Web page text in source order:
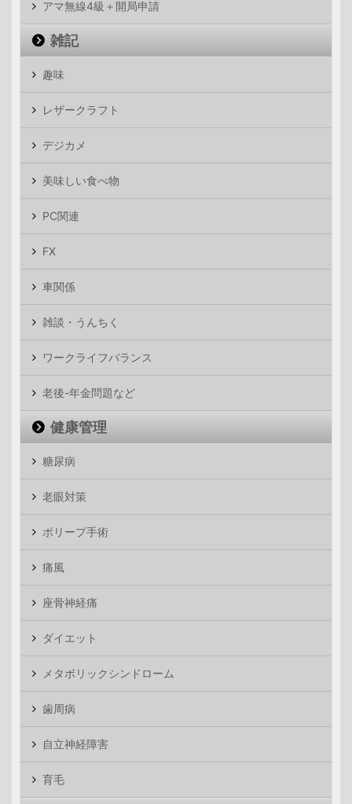
アマ無線4級＋開局申請
雑記
趣味
レザークラフト
デジカメ
美味しい食べ物
PC関連
FX
車関係
雑談・うんちく
ワークライフバランス
老後-年金問題など
健康管理
糖尿病
老眼対策
ポリープ手術
痛風
座骨神経痛
ダイエット
メタボリックシンドローム
歯周病
自立神経障害
育毛